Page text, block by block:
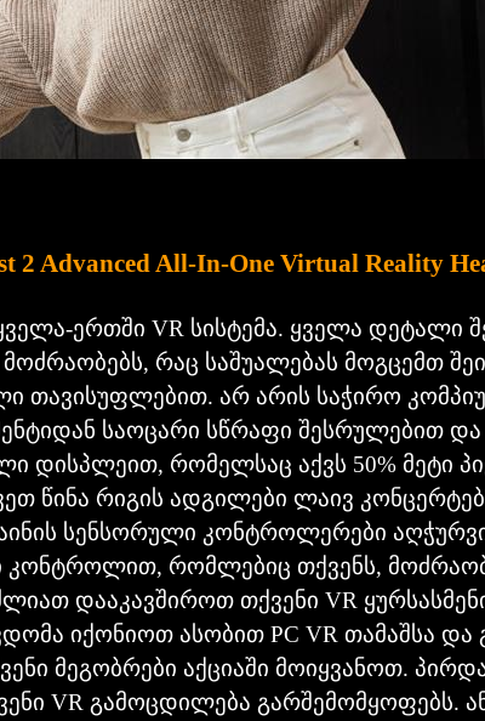
2 Advanced All-In-One Virtual Reality
ერთში VR სისტემა. ყველა დეტალი
რაც საშუალებას მოგცემთ
თავისუფლებით. არ არის საჭირო
საოცარი სწრაფი შესრულებით
დისპლეით, რომელსაც აქვს 50% მეტი
წინა რიგის ადგილები ლაივ
სენსორული კონტროლერები
კონტროლით, რომლებიც თქვენს,
დააკავშიროთ თქვენი VR
იქონიოთ ასობით PC VR თამაშსა
მეგობრები აქციაში მოიყვანოთ.
VR გამოცდილება გარშემომყოფებს.